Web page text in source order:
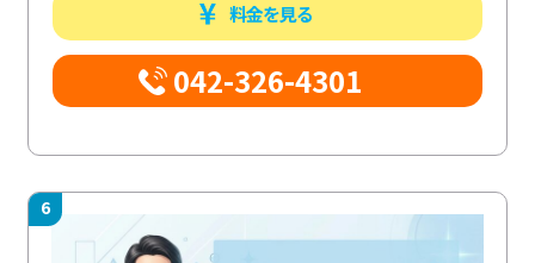
料金を見る
042-326-4301
6